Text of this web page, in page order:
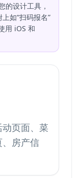
的设计工具，
如“扫码报名”
用 iOS 和
页面、菜
房产信